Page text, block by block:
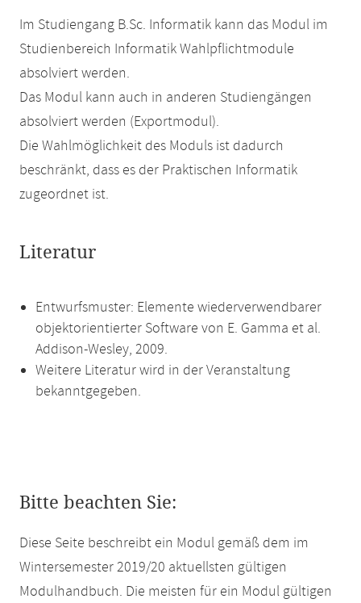
Im Studiengang B.Sc. Informatik kann das Modul im
Studienbereich Informatik Wahlpflichtmodule
absolviert werden.
Das Modul kann auch in anderen Studiengängen
absolviert werden (Exportmodul).
Die Wahlmöglichkeit des Moduls ist dadurch
beschränkt, dass es der Praktischen Informatik
zugeordnet ist.
Literatur
Entwurfsmuster: Elemente wiederverwendbarer
objektorientierter Software von E. Gamma et al.
Addison-Wesley, 2009.
Weitere Literatur wird in der Veranstaltung
bekanntgegeben.
Bitte beachten Sie:
Diese Seite beschreibt ein Modul gemäß dem im
Wintersemester 2019/20 aktuellsten gültigen
Modulhandbuch. Die meisten für ein Modul gültigen